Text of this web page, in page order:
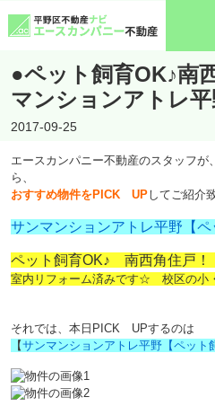
●ペット飼育OK♪南
マンションアトレ平
2017-09-25
エースカンパニー不動産のスタッフが
ら、
おすすめ物件をPICK UPしてご紹介
サンマンションアトレ平野【
ペット飼育OK♪ 南西角住戸
室内リフォーム済みです☆ 校区の小
それでは、本日PICK UPするのは
【サンマンションアトレ平野【ペット